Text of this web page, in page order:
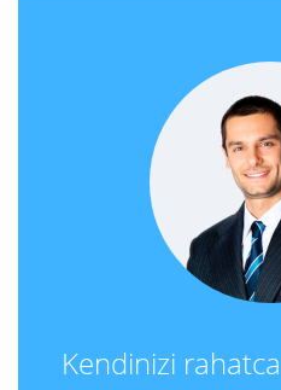
Kendinizi